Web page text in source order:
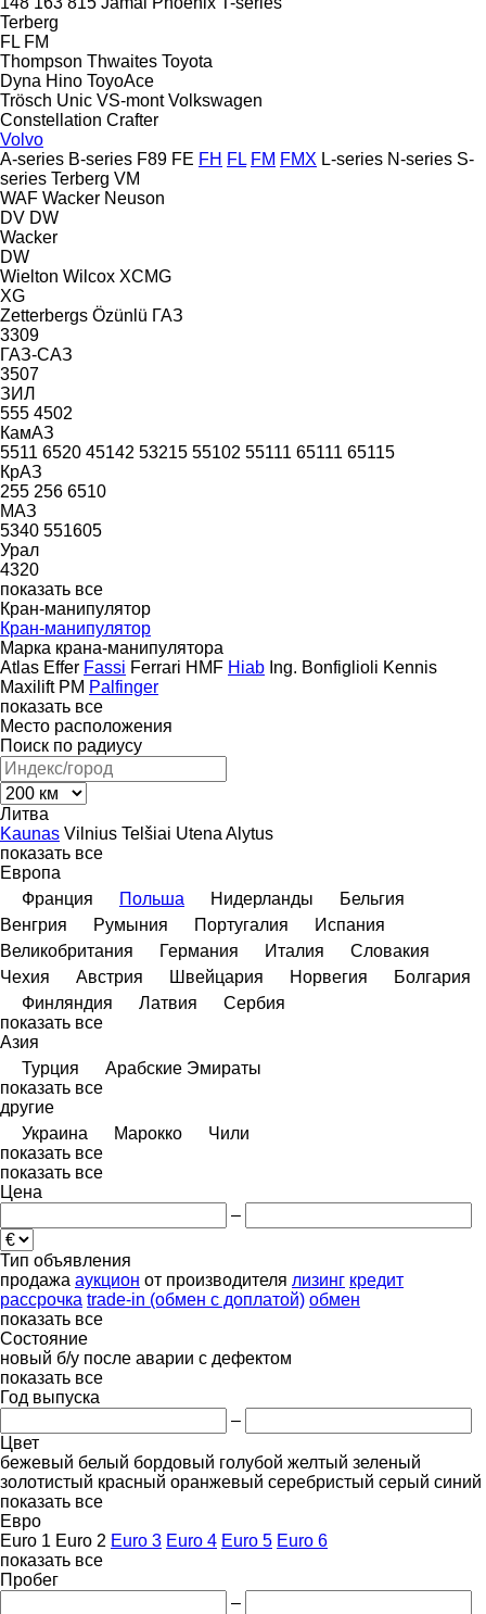
Terberg
FL FM
Thompson Thwaites Toyota
Dyna Hino ToyoAce
Trösch Unic VS-mont Volkswagen
Constellation Crafter
Volvo
A-series B-series F89 FE FH FL FM FMX L-series N-series S-
series Terberg VM
WAF Wacker Neuson
DV DW
Wacker
DW
Wielton Wilcox XCMG
XG
Zetterbergs Özünlü ГАЗ
3309
ГАЗ-САЗ
3507
ЗИЛ
555 4502
КамАЗ
5511 6520 45142 53215 55102 55111 65111 65115
КрАЗ
255 256 6510
МАЗ
5340 551605
Урал
4320
показать все
Кран-манипулятор
Кран-манипулятор
Марка крана-манипулятора
Atlas Effer Fassi Ferrari HMF Hiab Ing. Bonfiglioli Kennis
Maxilift PM Palfinger
показать все
Место расположения
Поиск по радиусу
Литва
Kaunas Vilnius Telšiai Utena Alytus
показать все
Европа
Франция
Польша Нидерланды
Бельгия
Венгрия
Румыния Португалия
Испания
Великобритания
Германия Италия
Словакия
Чехия
Австрия Швейцария Норвегия
Болгария
Финляндия
Латвия
Сербия
показать все
Азия
Турция
Арабские Эмираты
показать все
другие
Украина
Марокко
Чили
показать все
показать все
Цена
–
Тип объявления
продажа аукцион от производителя лизинг кредит
рассрочка trade-in (обмен с доплатой) обмен
показать все
Состояние
новый б/у после аварии с дефектом
показать все
Год выпуска
–
Цвет
бежевый белый бордовый голубой желтый зеленый
золотистый красный оранжевый серебристый серый синий
показать все
Евро
Euro 1 Euro 2 Euro 3 Euro 4 Euro 5 Euro 6
показать все
Пробег
–